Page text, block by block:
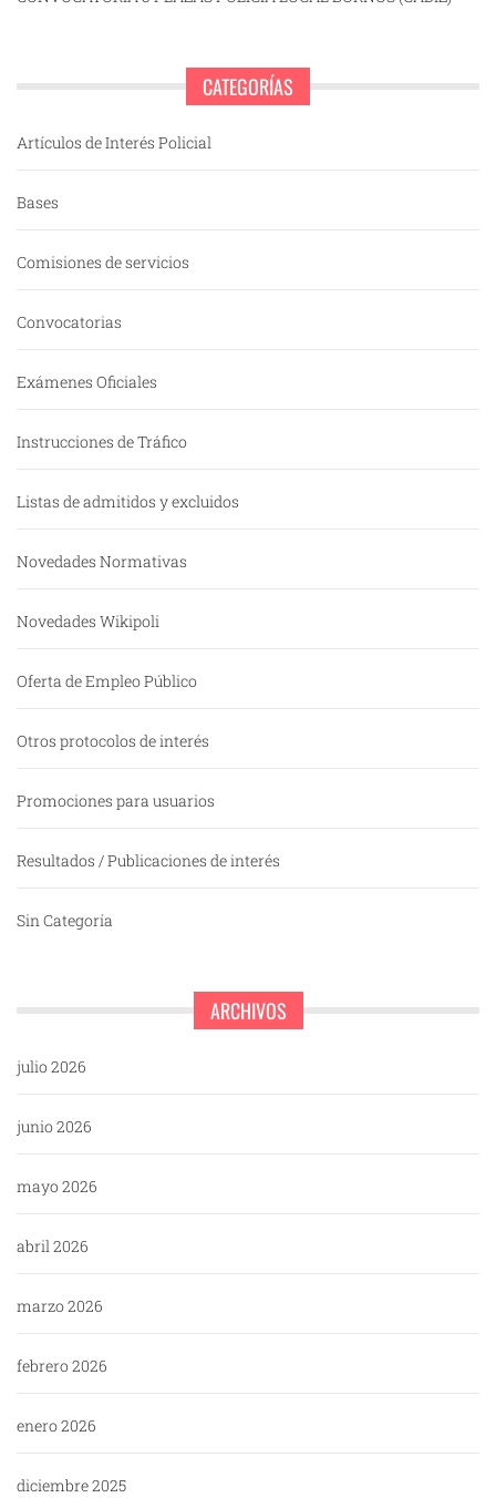
CATEGORÍAS
Artículos de Interés Policial
Bases
Comisiones de servicios
Convocatorias
Exámenes Oficiales
Instrucciones de Tráfico
Listas de admitidos y excluidos
Novedades Normativas
Novedades Wikipoli
Oferta de Empleo Público
Otros protocolos de interés
Promociones para usuarios
Resultados / Publicaciones de interés
Sin Categoría
ARCHIVOS
julio 2026
junio 2026
mayo 2026
abril 2026
marzo 2026
febrero 2026
enero 2026
diciembre 2025